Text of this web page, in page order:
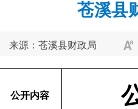
苍溪县
来源：苍溪县财政局
公开内容